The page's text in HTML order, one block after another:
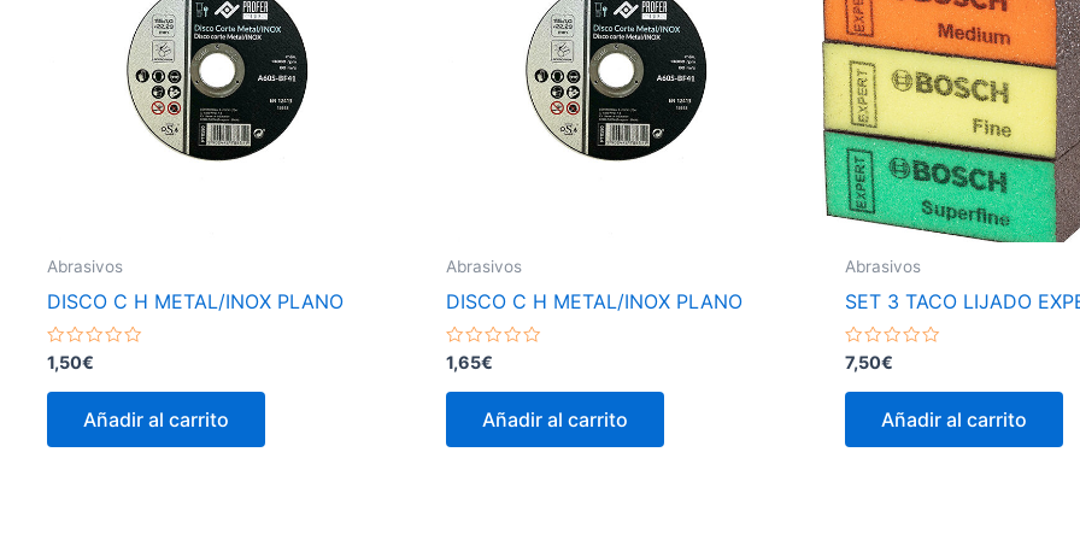
Abrasivos
DISCO C H METAL/INOX PLANO
Valorado
con
0
1,50€
Añadir al carrito
Abrasivos
DISCO C H METAL/INOX PLANO
Valorado
con
0
1,65€
Añadir al carrito
Abrasivos
SET 3 TACO LIJADO
Valorado
con
0
7,50€
Añadir al carrito